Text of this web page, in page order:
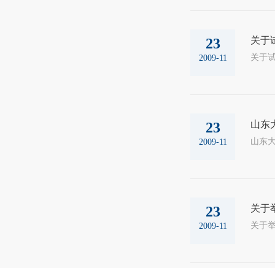
23
2009-11
关于
23
2009-11
山东
山东
23
2009-11
关于